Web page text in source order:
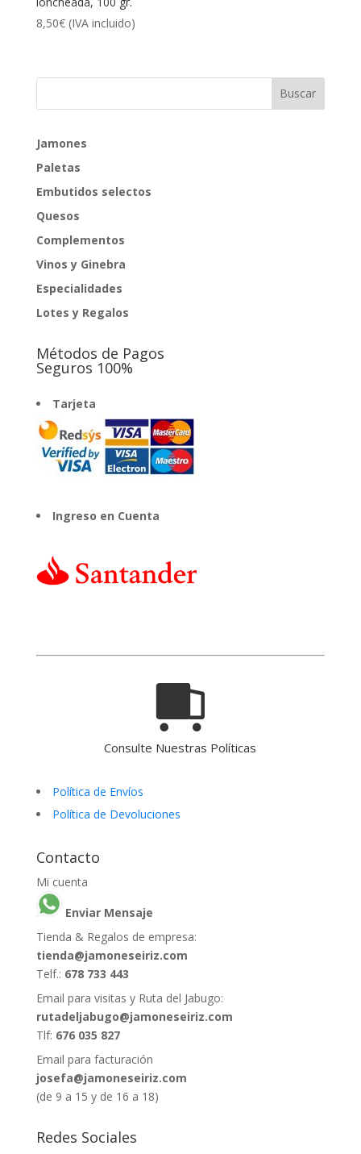
8,50€ (IVA incluido)
Jamones
Paletas
Embutidos selectos
Quesos
Complementos
Vinos y Ginebra
Especialidades
Lotes y Regalos
Métodos de Pagos
Seguros 100%
Tarjeta
Ingreso en Cuenta
Consulte Nuestras Políticas
Política de Envíos
Política de Devoluciones
Contacto
Mi cuenta
Enviar Mensaje
Tienda & Regalos de empresa:
tienda@jamoneseiriz.com
Telf.: 678 733 443
Email para visitas y Ruta del Jabugo:
rutadeljabugo@jamoneseiriz.com
Tlf: 676 035 827
Email para facturación
josefa@jamoneseiriz.com
(de 9 a 15 y de 16 a 18)
Redes Sociales